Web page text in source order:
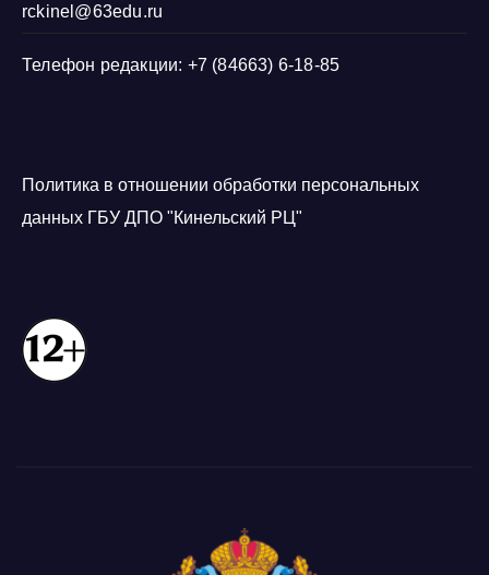
rckinel@63edu.ru
Телефон редакции: +7 (84663) 6-18-85
Политика в отношении обработки персональных
данных ГБУ ДПО "Кинельский РЦ"